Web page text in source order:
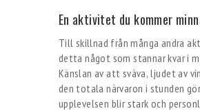
En aktivitet du kommer
Till skillnad från många andra
detta något som stannar kvar i
Känslan av att sväva, ljudet av
den totala närvaron i stunden
upplevelsen blir stark och